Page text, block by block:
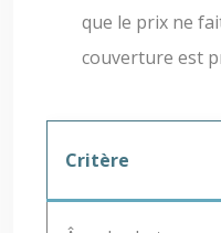
que le prix ne
couverture est
Critère